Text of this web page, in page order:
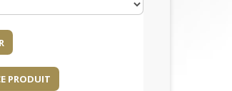
PRODUIT